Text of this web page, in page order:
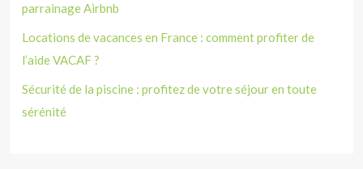
parrainage Airbnb
Locations de vacances en France : comment profiter de
l’aide VACAF ?
Sécurité de la piscine : profitez de votre séjour en toute
sérénité